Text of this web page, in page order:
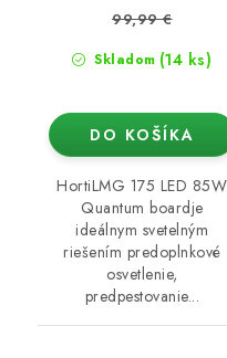
Skladom (14 ks)
99,99 €
DO KOŠÍKA
HortiLMG 175 LED 85W
Quantum boardje
ideálnym svetelným
riešením predoplnkové
osvetlenie,
predpestovanie...